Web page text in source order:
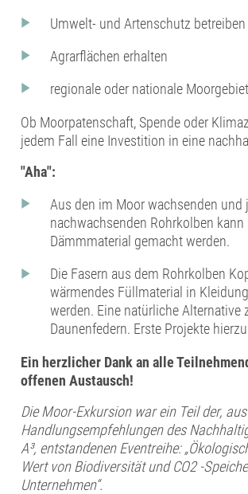
Umwelt- und Artenschutz betreiben
Agrarflächen erhalten
regionale oder nationale
Ob Moorpatenschaft, Spende oder
jedem Fall eine Investition in eine
"Aha":
Aus den im Moor wachsenden und
nachwachsenden Rohrkolben kann
Dämmmaterial gemacht werden.
Die Fasern aus dem Rohrkolben
wärmendes Füllmaterial in
werden. Eine natürliche Alternative
Daunenfedern. Erste Projekte
Ein herzlicher Dank an alle
offenen Austausch!
Die Moor-Exkursion war ein Teil der,
Handlungsempfehlungen des
A³, entstandenen Eventreihe:
Wert von Biodiversität und CO2 -
Unternehmen“.